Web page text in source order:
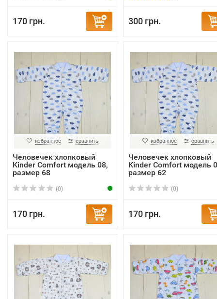
170 грн. 300 грн.
избранное сравнить
Человечек хлопковый
Kinder Comfort модель 08,
размер 68
(0)
170 грн.
избранное сравнить
Человечек хлопковый
Kinder Comfort модель
размер 62
(0)
170 грн.